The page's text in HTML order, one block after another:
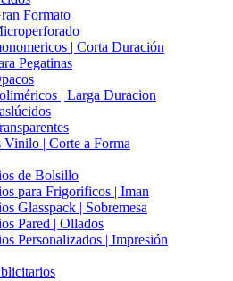
Formato
| Corta Duración
Pegatinas
| Larga Duracion
Vinilo | Corte a Forma
de Bolsillo
para Frigorificos | Iman
Glasspack | Sobremesa
Pared | Ollados
Personalizados | Impresión